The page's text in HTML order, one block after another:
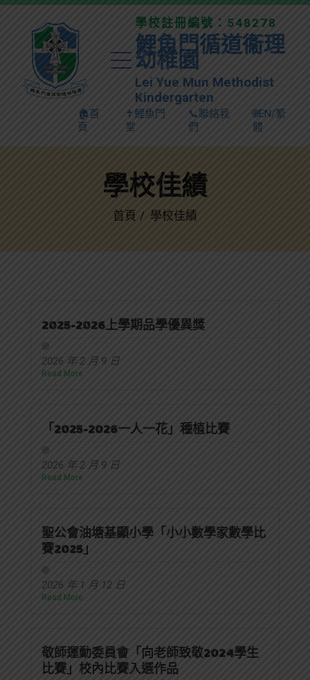
學校註冊編號：548278
鯉魚門循道衞理
幼稚園
Lei Yue Mun Methodist
Kindergarten
🏠首
頁
✝️鯉魚門
堂
📞聯絡我
們
🌐EN/繁
體
學校佳績
首頁 學校佳績
2025-2026上學期品學優異獎
2026 年 2 月 9 日
Read More
「2025-2026一人一花」種植比賽
2026 年 2 月 9 日
Read More
聖公會油塘基顯小學「小小數學家數學比
賽2025」
2026 年 1 月 12 日
Read More
敬師運動委員會「向老師致敬2024學生
比賽」校內比賽入選作品